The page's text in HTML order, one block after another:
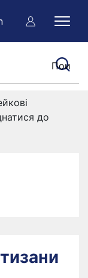
до